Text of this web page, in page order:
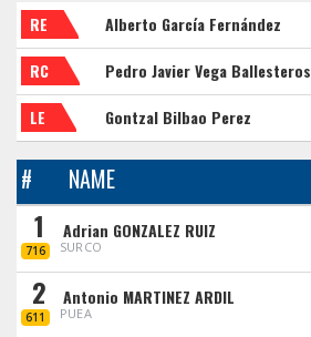
RE Alberto García Fernández
RC Pedro Javier Vega Ballesteros
LE Gontzal Bilbao Perez
# NAME
1
716
Adrian GONZALEZ RUIZ
SURCO
2
611
Antonio MARTINEZ ARDIL
PUEA